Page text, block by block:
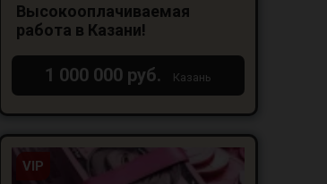
Высокооплачиваемая
работа в Казани!
1 000 000 руб. Казань
VIP